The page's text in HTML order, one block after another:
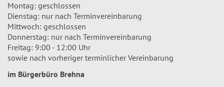
Montag: geschlossen
Dienstag: nur nach Terminvereinbarung
Mittwoch: geschlossen
Donnerstag: nur nach Terminvereinbarung
Freitag: 9:00 - 12:00 Uhr
sowie nach vorheriger terminlicher Vereinbarung
im Bürgerbüro Brehna